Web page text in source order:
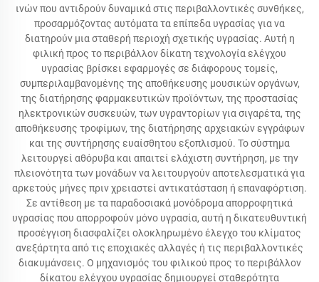
ινών που αντιδρούν δυναμικά στις περιβαλλοντικές συνθήκες,
προσαρμόζοντας αυτόματα τα επίπεδα υγρασίας για να
διατηρούν μια σταθερή περιοχή σχετικής υγρασίας. Αυτή η
φιλική προς το περιβάλλον δίκατη τεχνολογία ελέγχου
υγρασίας βρίσκει εφαρμογές σε διάφορους τομείς,
συμπεριλαμβανομένης της αποθήκευσης μουσικών οργάνων,
της διατήρησης φαρμακευτικών προϊόντων, της προστασίας
ηλεκτρονικών συσκευών, των υγραντορίων για σιγαρέτα, της
αποθήκευσης τροφίμων, της διατήρησης αρχειακών εγγράφων
και της συντήρησης ευαίσθητου εξοπλισμού. Το σύστημα
λειτουργεί αθόρυβα και απαιτεί ελάχιστη συντήρηση, με την
πλειονότητα των μονάδων να λειτουργούν αποτελεσματικά για
αρκετούς μήνες πριν χρειαστεί αντικατάσταση ή επαναφόρτιση.
Σε αντίθεση με τα παραδοσιακά μονόδρομα απορροφητικά
υγρασίας που απορροφούν μόνο υγρασία, αυτή η δικατευθυντική
προσέγγιση διασφαλίζει ολοκληρωμένο έλεγχο του κλίματος
ανεξάρτητα από τις εποχιακές αλλαγές ή τις περιβαλλοντικές
διακυμάνσεις. Ο μηχανισμός του φιλικού προς το περιβάλλον
δίκατου ελέγχου υγρασίας δημιουργεί σταθερότητα